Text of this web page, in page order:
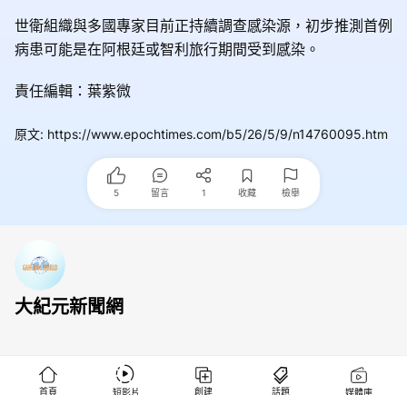
世衛組織與多國專家目前正持續調查感染源，初步推測首例
病患可能是在阿根廷或智利旅行期間受到感染。
責任編輯：葉紫微
原文: https://www.epochtimes.com/b5/26/5/9/n14760095.htm
5 留言 1 收藏 檢舉
大紀元新聞網
首頁 短影片 創建 話題 媒體庫